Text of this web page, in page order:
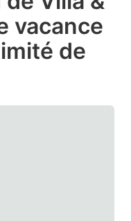
Press
the
question
key
vacance
de